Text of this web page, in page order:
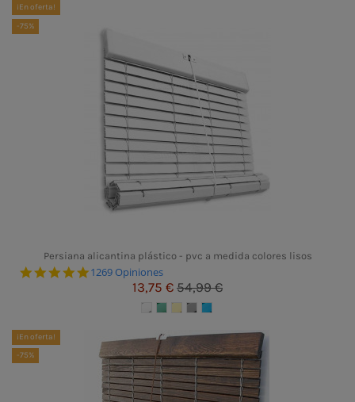
¡En oferta!
-75%
Persiana alicantina plástico - pvc a medida colores lisos
4.8 star rating
1269 Opiniones
13,75 € 54,99 €
¡En oferta!
-75%